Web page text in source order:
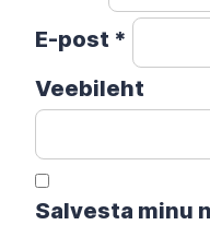
E-post *
Veebileht
Salvesta minu